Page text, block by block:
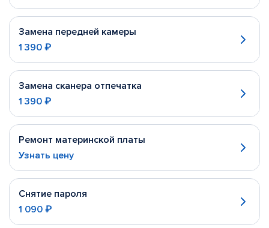
Замена передней камеры
1 390 ₽
Замена сканера отпечатка
1 390 ₽
Ремонт материнской платы
Узнать цену
Снятие пароля
1 090 ₽